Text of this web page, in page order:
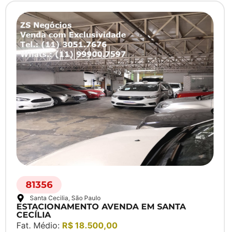
81356
Santa Cecilia, São Paulo
ESTACIONAMENTO AVENDA EM SANTA
CECÍLIA
Fat. Médio: R$ 18.500,00